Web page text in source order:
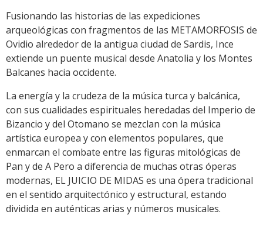
Fusionando las historias de las expediciones
arqueológicas con fragmentos de las METAMORFOSIS de
Ovidio alrededor de la antigua ciudad de Sardis, Ince
extiende un puente musical desde Anatolia y los Montes
Balcanes hacia occidente.
La energía y la crudeza de la música turca y balcánica,
con sus cualidades espirituales heredadas del Imperio de
Bizancio y del Otomano se mezclan con la música
artística europea y con elementos populares, que
enmarcan el combate entre las figuras mitológicas de
Pan y de A Pero a diferencia de muchas otras óperas
modernas, EL JUICIO DE MIDAS es una ópera tradicional
en el sentido arquitectónico y estructural, estando
dividida en auténticas arias y números musicales.